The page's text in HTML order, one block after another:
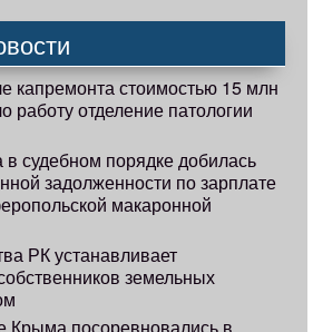
капремонта стоимостью 15 млн
работу отделение патологии
в судебном порядке добилась
задолженности по зарплате
макаронной
РК устанавливает
земельных